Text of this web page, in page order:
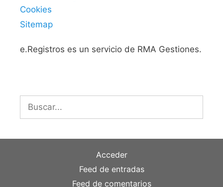
Cookies
Sitemap
e.Registros es un servicio de RMA Gestiones.
Buscar:
Acceder
Feed de entradas
Feed de comentarios